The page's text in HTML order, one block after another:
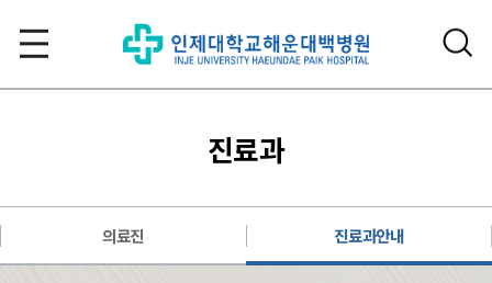
진료과
의료진 진료과안내